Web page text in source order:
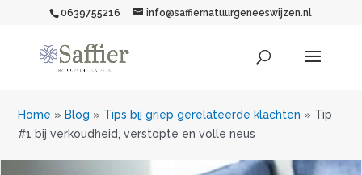
0639755216 info@saffiernatuurgeneeswijzen.nl
Home » Blog » Tips bij griep gerelateerde klachten » Tip
#1 bij verkoudheid, verstopte en volle neus